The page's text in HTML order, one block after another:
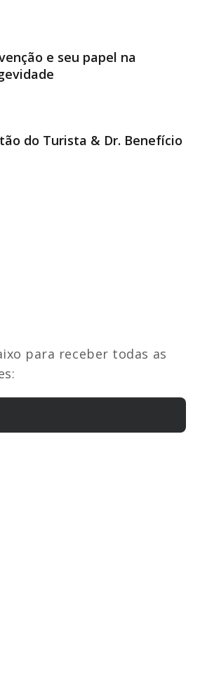
e seu papel na
do Turista & Dr. Benefício
para receber todas as